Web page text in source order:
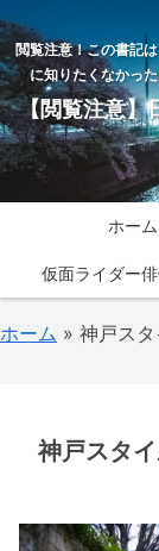
閲覧注意！この書記
に知りたくなかっ
【閲覧注意】
ホーム
仮面ライダー
ホーム » 神戸ス
神戸スタ